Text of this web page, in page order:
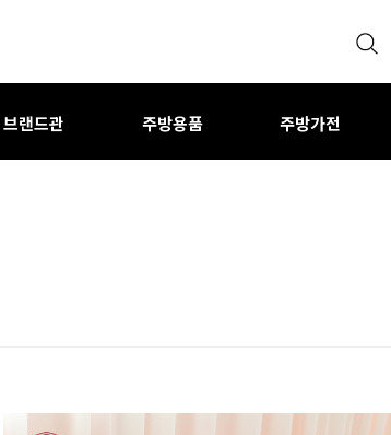
브랜드관 주방용품 주방가전